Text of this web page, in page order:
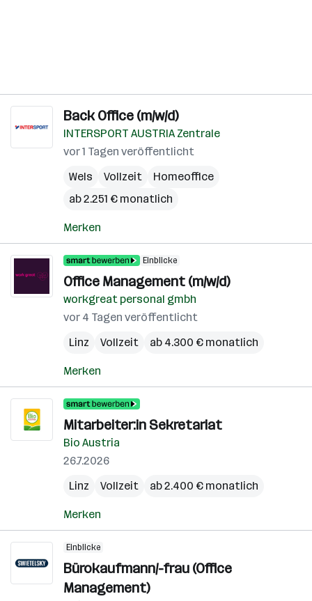
Back Office (m/w/d)
INTERSPORT AUSTRIA Zentrale
vor 1 Tagen veröffentlicht
Wels
Vollzeit
Homeoffice
ab 2.251 € monatlich
Merken
Einblicke
Office Management (m/w/d)
workgreat personal gmbh
vor 4 Tagen veröffentlicht
Linz
Vollzeit ab 4.300 € monatlich
Merken
Mitarbeiter:in Sekretariat
Bio Austria
26.7.2026
Linz
Vollzeit ab 2.400 € monatlich
Merken
Einblicke
Bürokaufmann/-frau (Office
Management)